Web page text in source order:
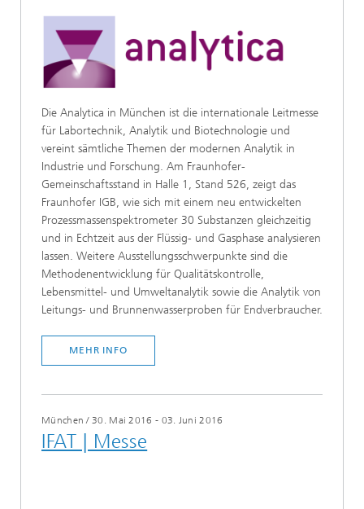
Die Analytica in München ist die internationale Leitmesse
für Labortechnik, Analytik und Biotechnologie und
vereint sämtliche Themen der modernen Analytik in
Industrie und Forschung. Am Fraunhofer-
Gemeinschaftsstand in Halle 1, Stand 526, zeigt das
Fraunhofer IGB, wie sich mit einem neu entwickelten
Prozessmassenspektrometer 30 Substanzen gleichzeitig
und in Echtzeit aus der Flüssig- und Gasphase analysieren
lassen. Weitere Ausstellungsschwerpunkte sind die
Methodenentwicklung für Qualitätskontrolle,
Lebensmittel- und Umweltanalytik sowie die Analytik von
Leitungs- und Brunnenwasserproben für Endverbraucher.
MEHR INFO
München / 30. Mai 2016 - 03. Juni 2016
IFAT | Messe